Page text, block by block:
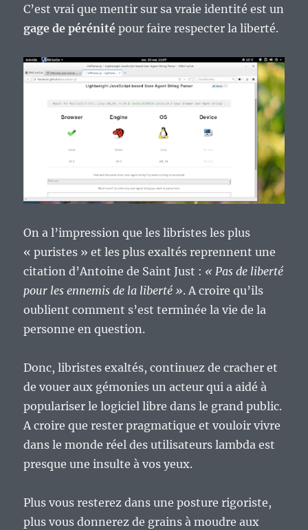
C’est vrai que mentir sur sa vraie identité est un
gage de pérénité pour faire respecter la liberté.
On a l’impression que les libristes les plus
« puristes » et les plus exaltés reprennent une
citation d’Antoine de Saint Just : « Pas de liberté
pour les ennemis de la liberté ». A croire qu’ils
oublient comment s’est terminée la vie de la
personne en question.
Donc, libristes exaltés, continuez de cracher et
de vouer aux gémonies un acteur qui a aidé à
populariser le logiciel libre dans le grand public.
A croire que rester pragmatique et vouloir vivre
dans le monde réel des utilisateurs lambda est
presque une insulte à vos yeux.
Plus vous resterez dans une posture rigoriste,
plus vous donnerez de grains à moudre aux